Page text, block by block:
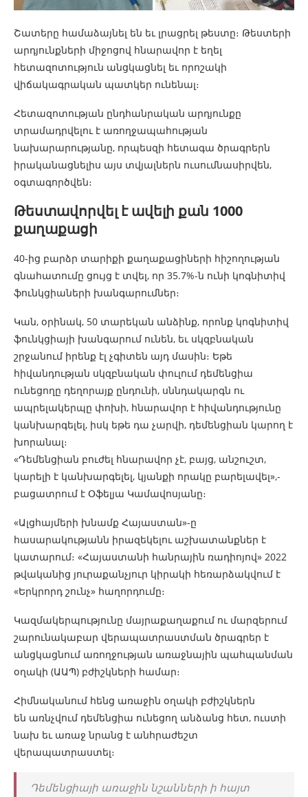
Շատերը համաձայնել են եւ լրացրել թեստը։ Թեստերի
արդյունքների միջոցով հնարավոր է եղել
հետազոտություն անցկացնել եւ որոշակի
վիճակագրական պատկեր ունենալ։
Հետազոտության ընդհանրական արդյունքը
տրամադրվելու է առողջապահության
նախարարությանը, որպեսզի հետագա ծրագրերն
իրականացնելիս այս տվյալներն ուսումնասիրվեն,
օգտագործվեն։
Թեստավորվել է ավելի քան 1000
քաղաքացի
40-ից բարձր տարիքի քաղաքացիների հիշողության
գնահատումը ցույց է տվել, որ 35.7%-ն ունի կոգնիտիվ
ֆունկցիաների խանգարումներ։
Կան, օրինակ, 50 տարեկան անձինք, որոնք կոգնիտիվ
ֆունկցիայի խանգարում ունեն, եւ սկզբնական
շրջանում իրենք էլ չգիտեն այդ մասին։ Եթե
հիվանդության սկզբնական փուլում դեմենցիա
ունեցողը դեղորայք ընդունի, սննդակարգն ու
ապրելակերպը փոխի, հնարավոր է հիվանդությունը
կանխարգելել, իսկ եթե դա չարվի, դեմենցիան կարող է
խորանալ։
«Դեմենցիան բուժել հնարավոր չէ, բայց, անշուշտ,
կարելի է կանխարգելել, կյանքի որակը բարելավել»,-
բացատրում է Օֆելյա Կամավոսյանը։
«Ալցհայմերի խնամք Հայաստան»-ը
հասարակությանն իրազեկելու աշխատանքներ է
կատարում։ «Հայաստանի հանրային ռադիոյով» 2022
թվականից յուրաքանչյուր կիրակի հեռարձակվում է
«Երկրորդ շունչ» հաղորդումը։
Կազմակերպությունը մայրաքաղաքում ու մարզերում
շարունակաբար վերապատրաստման ծրագրեր է
անցկացնում առողջության առաջնային պահպանման
օղակի (ԱԱՊ) բժիշկների համար։
Հիմնականում հենց առաջին օղակի բժիշկներն
են առնչվում դեմենցիա ունեցող անձանց հետ, ուստի
նախ եւ առաջ նրանց է անհրաժեշտ
վերապատրաստել։
Դեմենցիայի առաջին նշանների ի հայտ